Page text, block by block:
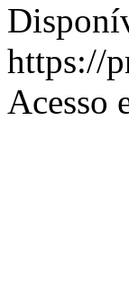
https://
Acesso